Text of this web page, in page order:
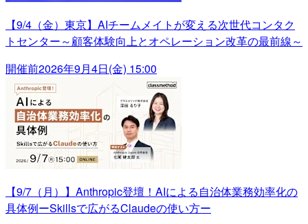
【9/4（金）東京】AIチームメイトが変える次世代コンタク
トセンター～顧客体験向上とオペレーション改革の最前線～
開催前2026年9月4日(金) 15:00
【9/7（月）】Anthropic登壇！AIによる自治体業務効率化の
具体例ーSkillsで広がるClaudeの使い方ー